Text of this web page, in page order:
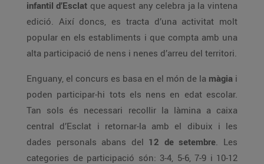
infantil d’Esclat que aquest any celebra ja la vintena
edició. Així doncs, es tracta d’una activitat molt
popular en els establiments i que compta amb una
alta participació de nens i nenes d’arreu del territori.
Enguany, el concurs es basa en el món de la màgia i
poden participar-hi tots els nens en edat escolar.
Tan sols és necessari recollir la làmina a caixa
central d’Esclat i retornar-la amb el dibuix i les
dades personals abans del 12 de setembre. Les
categories de participació són: 3-4, 5-6, 7-9 i 10-12